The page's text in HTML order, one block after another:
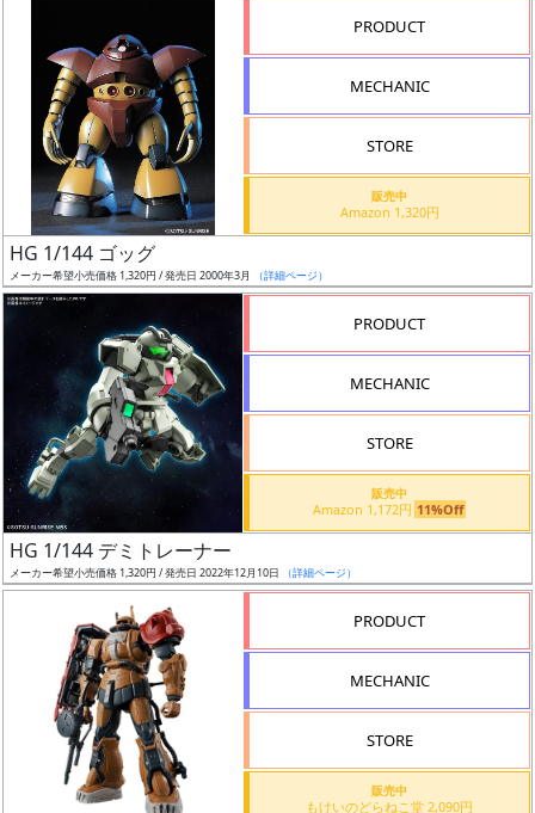
況
売
始
前
抽
選
PRODUCT
MECHANIC
STORE
販売中
Amazon 1,320円
HG 1/144 ゴッグ
メーカー希望小売価格 1,320円 / 発売日 2000年3月 （詳細ページ）
PRODUCT
MECHANIC
STORE
販売中
Amazon 1,172円 11%Off
HG 1/144 デミトレーナー
メーカー希望小売価格 1,320円 / 発売日 2022年12月10日 （詳細ページ）
PRODUCT
MECHANIC
STORE
販売中
もけいのどらねこ堂 2,090円